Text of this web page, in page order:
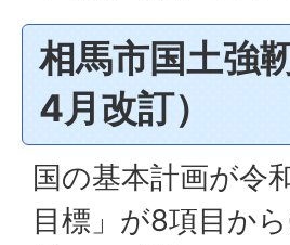
相馬市国土強
4月改訂）
国の基本計画が令
目標」が8項目か